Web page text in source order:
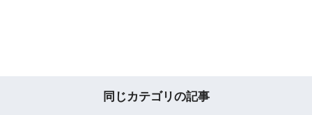
同じカテゴリの記事